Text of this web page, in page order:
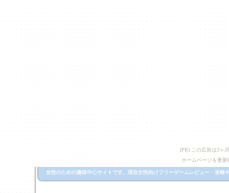
[PR] この広告は3ヶ
ホームページを更
女性のための趣味中心サイトです。現在女性向けフリーゲームレビュー・攻略